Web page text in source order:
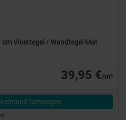
Vloertegel / Wandtegel Mat
39,95 €/m²
toevoegen